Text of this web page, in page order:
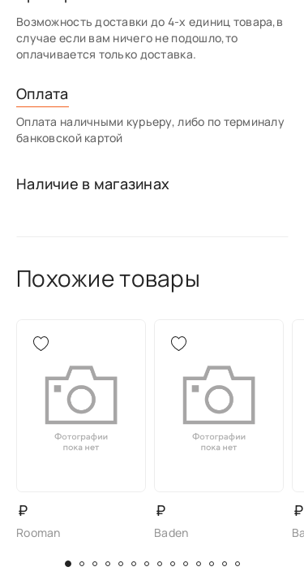
Возможность доставки до 4-х единиц товара,в
случае если вам ничего не подошло,то
оплачивается только доставка.
Оплата
Оплата наличными курьеру, либо по терминалу
банковской картой
Наличие в магазинах
Похожие товары
₽
Rooman
₽
Baden
₽